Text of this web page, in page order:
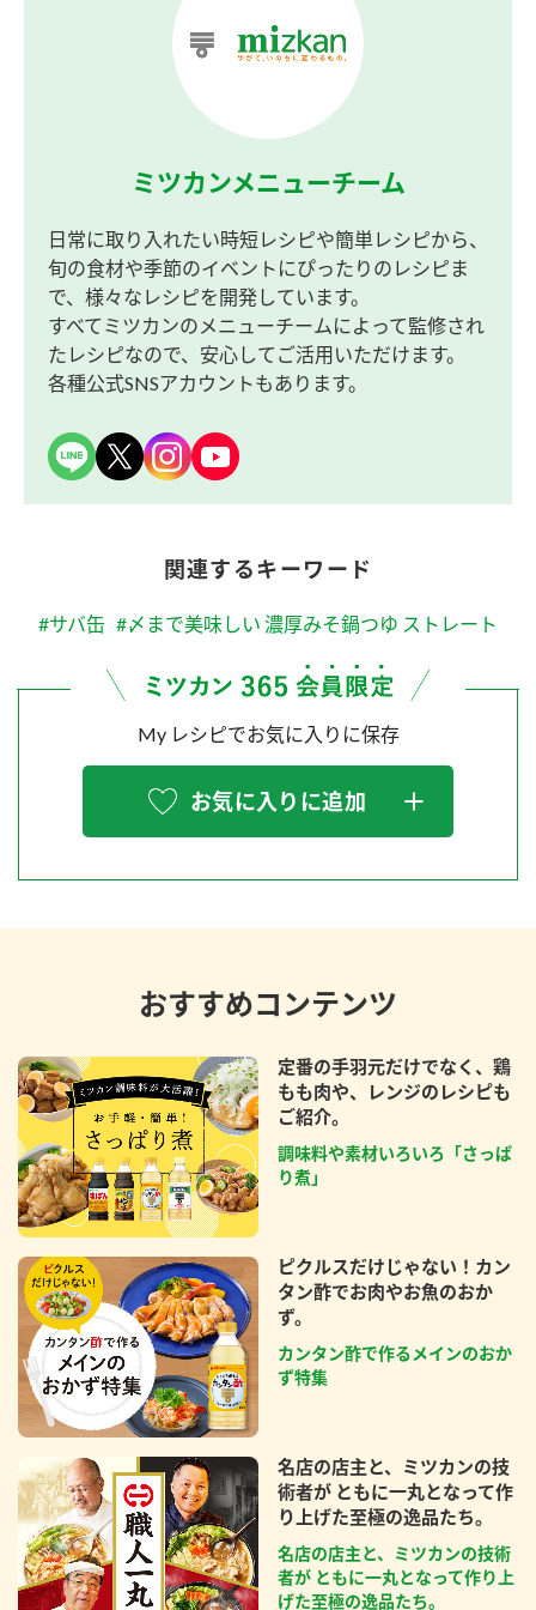
ミツカンメニューチーム
日常に取り入れたい時短レシピや簡単レシピから、
旬の食材や季節のイベントにぴったりのレシピま
で、様々なレシピを開発しています。
すべてミツカンのメニューチームによって監修され
たレシピなので、安心してご活用いただけます。
各種公式SNSアカウントもあります。
関連するキーワード
#サバ缶 #〆まで美味しい 濃厚みそ鍋つゆ ストレート
My レシピでお気に入りに保存
お気に入りに追加
おすすめコンテンツ
定番の手羽元だけでなく、鶏
もも肉や、レンジのレシピも
ご紹介。
調味料や素材いろいろ「さっぱ
り煮」
ピクルスだけじゃない！カン
タン酢でお肉やお魚のおか
ず。
カンタン酢で作るメインのおか
ず特集
名店の店主と、ミツカンの技
術者が ともに一丸となって作
り上げた至極の逸品たち。
名店の店主と、ミツカンの技術
者が ともに一丸となって作り上
げた至極の逸品たち。